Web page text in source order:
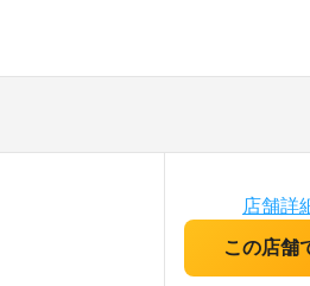
店舗詳
この店舗